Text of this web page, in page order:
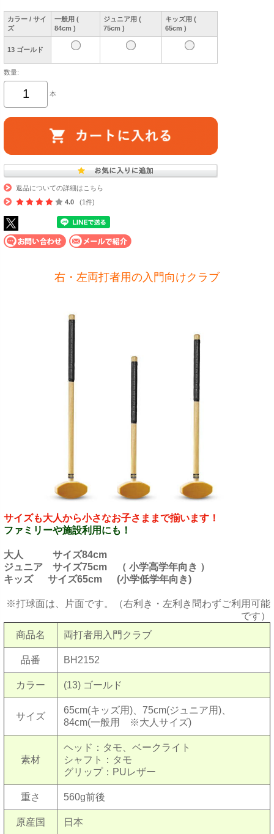
カラー / サイ
ズ
一般用 (
84cm )
ジュニア用 (
75cm )
キッズ用 (
65cm )
13 ゴールド
数量:
本
返品についての詳細はこちら
4.0
(1件)
右・左両打者用の入門向けクラブ
サイズも大人から小さなお子さままで揃います！
ファミリーや施設利用にも！
大人 サイズ84cm
ジュニア サイズ75cm （ 小学高学年向き ）
キッズ サイズ65cm (小学低学年向き)
※打球面は、片面です。（右利き・左利き問わずご利用可能
です）
商品名
両打者用入門クラブ
品番 BH2152
カラー (13) ゴールド
サイズ
65cm(キッズ用)、75cm(ジュニア用)、
84cm(一般用 ※大人サイズ)
素材
ヘッド：タモ、ベークライト
シャフト：タモ
グリップ：PUレザー
重さ 560g前後
原産国 日本